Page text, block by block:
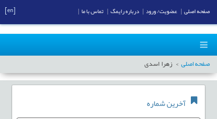
صفحه اصلی زهرا اسدی
آخرین شماره
صفحه اصلی عضویت/ ورود درباره رایمگ تماس با ما